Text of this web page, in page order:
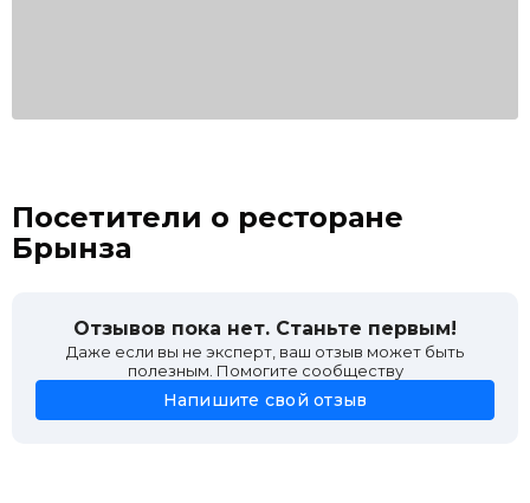
Посетители о ресторане
Брынза
Отзывов пока нет. Станьте первым!
Даже если вы не эксперт, ваш отзыв может быть
полезным. Помогите сообществу
Напишите свой отзыв